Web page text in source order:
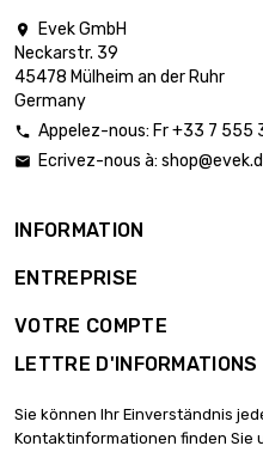

Evek GmbH
Neckarstr. 39
45478 Mülheim an der Ruhr
Germany
 Appelez-nous: Fr +33 7 555
 Ecrivez-nous à:
INFORMATION
ENTREPRISE
VOTRE COMPTE
LETTRE D'INFORMATIONS
Sie können Ihr Einverständnis
Kontaktinformationen finden Sie